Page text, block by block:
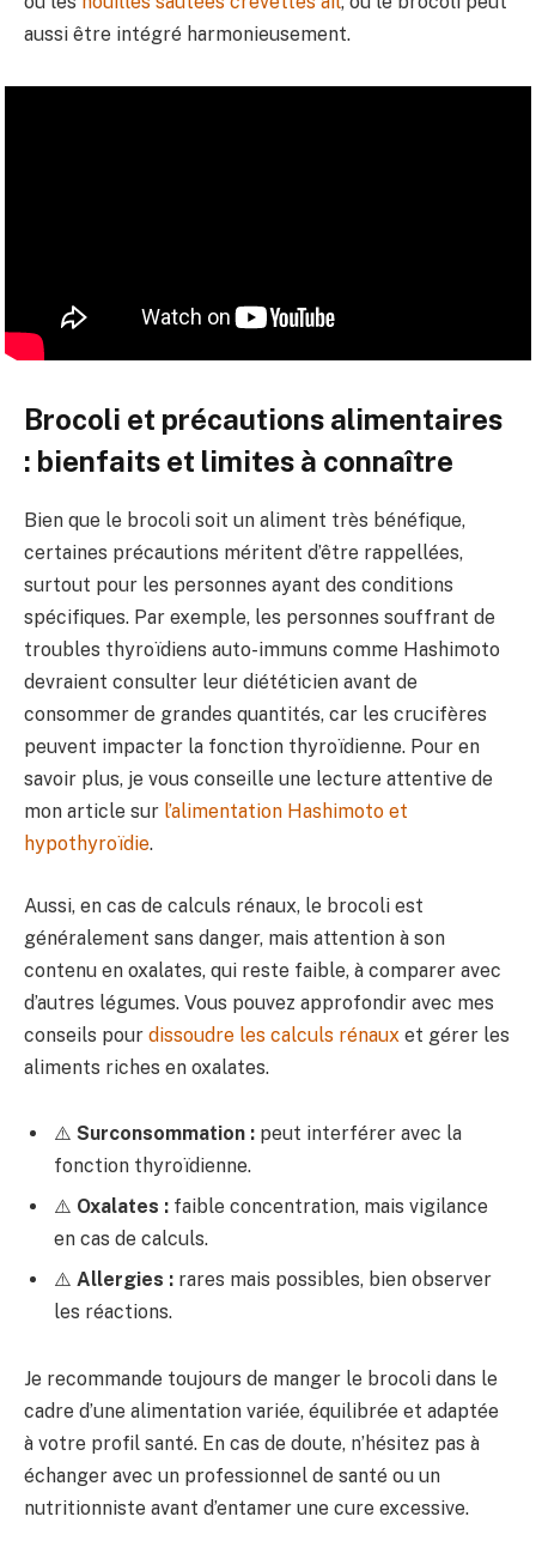
aussi être intégré harmonieusement.
Brocoli et précautions alimentaires
: bienfaits et limites à connaître
Bien que le brocoli soit un aliment très bénéfique,
certaines précautions méritent d’être rappellées,
surtout pour les personnes ayant des conditions
spécifiques. Par exemple, les personnes souffrant de
troubles thyroïdiens auto-immuns comme Hashimoto
devraient consulter leur diététicien avant de
consommer de grandes quantités, car les crucifères
peuvent impacter la fonction thyroïdienne. Pour en
savoir plus, je vous conseille une lecture attentive de
mon article sur l’alimentation Hashimoto et
hypothyroïdie.
Aussi, en cas de calculs rénaux, le brocoli est
généralement sans danger, mais attention à son
contenu en oxalates, qui reste faible, à comparer avec
d’autres légumes. Vous pouvez approfondir avec mes
conseils pour dissoudre les calculs rénaux et gérer les
aliments riches en oxalates.
⚠️ Surconsommation : peut interférer avec la
fonction thyroïdienne.
⚠️ Oxalates : faible concentration, mais vigilance
en cas de calculs.
⚠️ Allergies : rares mais possibles, bien observer
les réactions.
Je recommande toujours de manger le brocoli dans le
cadre d’une alimentation variée, équilibrée et adaptée
à votre profil santé. En cas de doute, n’hésitez pas à
échanger avec un professionnel de santé ou un
nutritionniste avant d’entamer une cure excessive.